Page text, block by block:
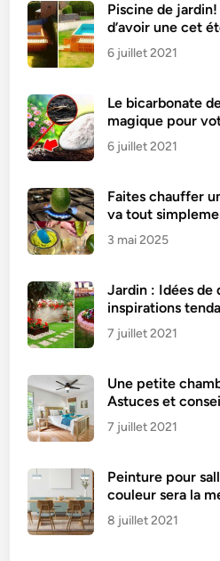
Piscine de
d’avoir une cet
6 juillet 2021
Le bicarbonate
magique pour
6 juillet 2021
Faites chauffer
va tout
3 mai 2025
Jardin : Idées de
inspirations
7 juillet 2021
Une petite
Astuces et
7 juillet 2021
Peinture pour
couleur sera la
8 juillet 2021